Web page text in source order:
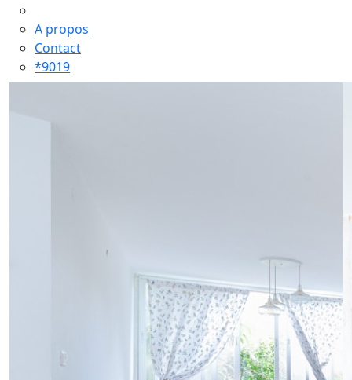
A propos
Contact
*9019